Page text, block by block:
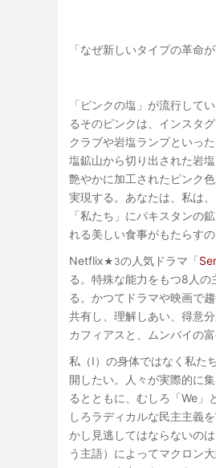
「なぜ新しいタイプの革命
「ピンクの塩」が流行して
るそのピンクは、インスタ
クラブや岩塩ランプといっ
塩鉱山から切り出された岩
艶やかに加工されたピンク
実現する。あなたは、私は
「私たち」にパキスタンの
れる美しい食事がもたらす
Netflix★3の人気ドラマ「
る。特殊な能力をもつ8人
る。かつてドラマや映画で
共有し、理解しあい、得意
カフィアスと、ムンバイの
私（I）の身体ではなく私た
開したい。人々が実際的に
るとともに、むしろ「We」
しろラディカルな民主主義
かし見逃してはならないの
う主語）によってマクロン